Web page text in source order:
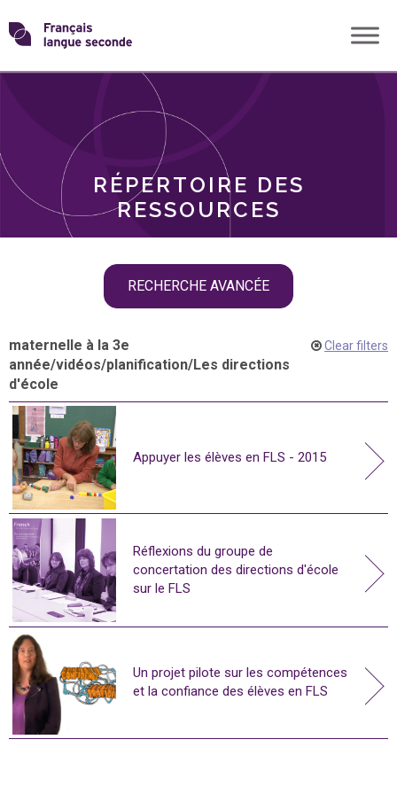
Skip
toTransformons
langue
RÉPERTOIRE DES
RESSOURCES
RECHERCHE AVANCÉE
THÈMES
maternelle à la 3e
année/vidéos/planification/Les directions
d'école
Clear filters
Appuyer les élèves en FLS - 2015
Réflexions du groupe de
concertation des directions d'école
sur le FLS
Un projet pilote sur les compétences
et la confiance des élèves en FLS